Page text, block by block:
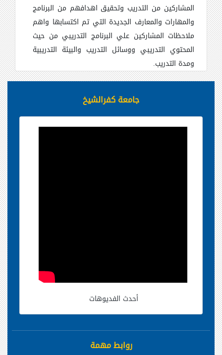
المشاركين من التدريب وتحقيق اهدافهم من البرنامج
والمهارات والمعارف الجديدة التي تم اكتسابها واهم
ملاحظات المشاركين علي البرنامج التدريبي من حيث
المحتوي التدريبي ووسائل التدريب والبيئة التدريبية
ومدة التدريب.
جامعة كفرالشيخ
أحدث الفديوهات
روابط مهمة